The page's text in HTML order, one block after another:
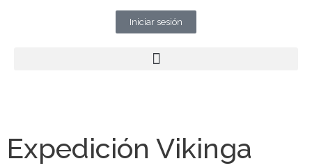
Iniciar sesión
Expedición Vikinga